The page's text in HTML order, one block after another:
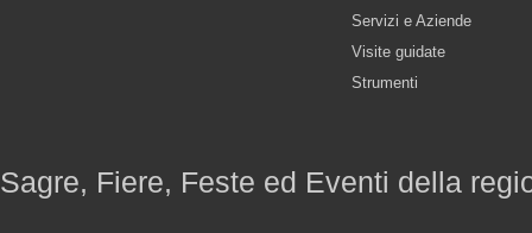
Servizi e Aziende
Visite guidate
Strumenti
Sagre, Fiere, Feste ed Eventi della